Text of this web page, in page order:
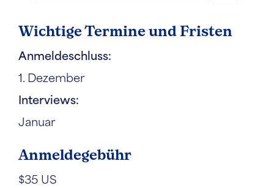
Wichtige Termine und Fristen
Anmeldeschluss:
1. Dezember
Interviews:
Januar
Anmeldegebühr
$35 US